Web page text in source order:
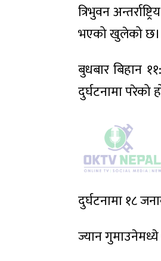
त्रिभुवन
भएको खुलेको छ।
बुधबार बिहान
दुर्घटनामा परेको
दुर्घटनामा १८
ज्यान